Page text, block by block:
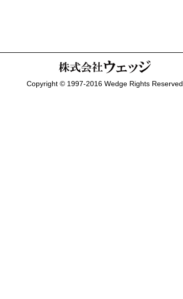
Copyright © 1997-2016 Wedge Rights Reserved